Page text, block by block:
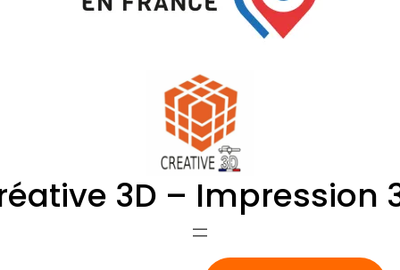
3D – Impression